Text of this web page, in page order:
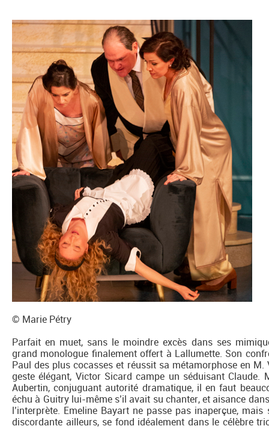
© Marie Pétry
Parfait en muet, sans le moindre excès dans ses
grand monologue finalement offert à Lallumette. Son
Paul des plus cocasses et réussit sa métamorphose en
geste élégant, Victor Sicard campe un séduisant
Aubertin, conjuguant autorité dramatique, il en faut
échu à Guitry lui-même s’il avait su chanter, et aisance
l’interprète. Emeline Bayart ne passe pas inaperçue,
discordante ailleurs, se fond idéalement dans le célèbre